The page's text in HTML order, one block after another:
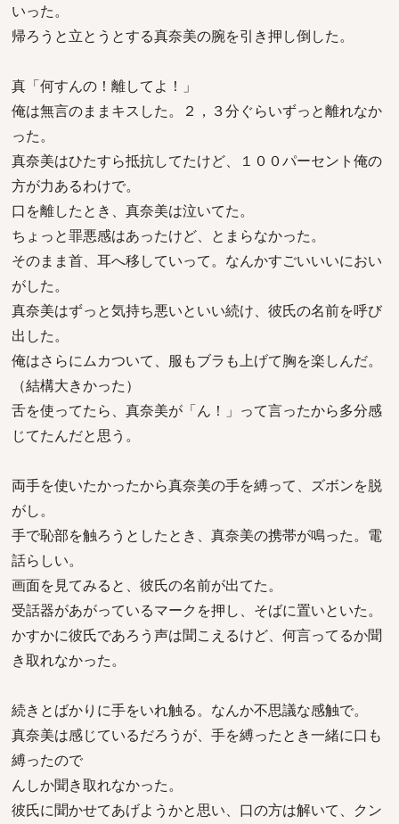
いった。
帰ろうと立とうとする真奈美の腕を引き押し倒した。
真「何すんの！離してよ！」
俺は無言のままキスした。２，３分ぐらいずっと離れなか
った。
真奈美はひたすら抵抗してたけど、１００パーセント俺の
方が力あるわけで。
口を離したとき、真奈美は泣いてた。
ちょっと罪悪感はあったけど、とまらなかった。
そのまま首、耳へ移していって。なんかすごいいいにおい
がした。
真奈美はずっと気持ち悪いといい続け、彼氏の名前を呼び
出した。
俺はさらにムカついて、服もブラも上げて胸を楽しんだ。
（結構大きかった）
舌を使ってたら、真奈美が「ん！」って言ったから多分感
じてたんだと思う。
両手を使いたかったから真奈美の手を縛って、ズボンを脱
がし。
手で恥部を触ろうとしたとき、真奈美の携帯が鳴った。電
話らしい。
画面を見てみると、彼氏の名前が出てた。
受話器があがっているマークを押し、そばに置いといた。
かすかに彼氏であろう声は聞こえるけど、何言ってるか聞
き取れなかった。
続きとばかりに手をいれ触る。なんか不思議な感触で。
真奈美は感じているだろうが、手を縛ったとき一緒に口も
縛ったので
んしか聞き取れなかった。
彼氏に聞かせてあげようかと思い、口の方は解いて、クン